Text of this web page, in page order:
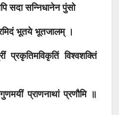
सदा सन्निधानेन पुंसो
भूतये भूतजालम् ।
प्रकृतिमविकृतिं विश्वशक्तिं
प्राणनाथां प्रणौमि ॥